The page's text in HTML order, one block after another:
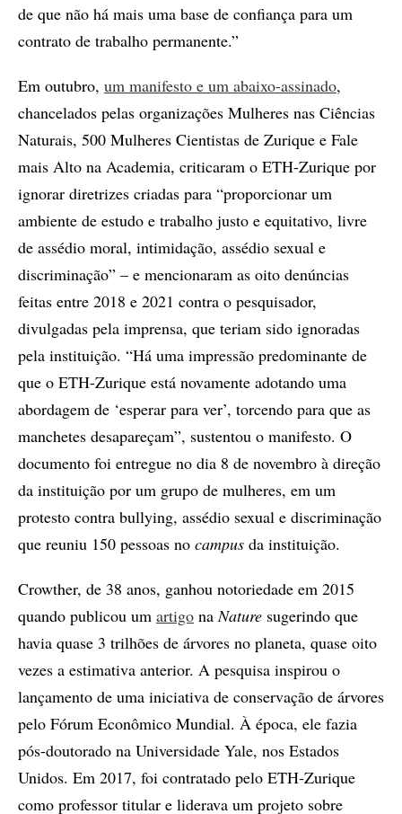
de que não há mais uma base de confiança para um
contrato de trabalho permanente.”
Em outubro, um manifesto e um abaixo-assinado,
chancelados pelas organizações Mulheres nas Ciências
Naturais, 500 Mulheres Cientistas de Zurique e Fale
mais Alto na Academia, criticaram o ETH-Zurique por
ignorar diretrizes criadas para “proporcionar um
ambiente de estudo e trabalho justo e equitativo, livre
de assédio moral, intimidação, assédio sexual e
discriminação” – e mencionaram as oito denúncias
feitas entre 2018 e 2021 contra o pesquisador,
divulgadas pela imprensa, que teriam sido ignoradas
pela instituição. “Há uma impressão predominante de
que o ETH-Zurique está novamente adotando uma
abordagem de ‘esperar para ver’, torcendo para que as
manchetes desapareçam”, sustentou o manifesto. O
documento foi entregue no dia 8 de novembro à direção
da instituição por um grupo de mulheres, em um
protesto contra bullying, assédio sexual e discriminação
que reuniu 150 pessoas no campus da instituição.
Crowther, de 38 anos, ganhou notoriedade em 2015
quando publicou um artigo naNature sugerindo que
havia quase 3 trilhões de árvores no planeta, quase oito
vezes a estimativa anterior. A pesquisa inspirou o
lançamento de uma iniciativa de conservação de árvores
pelo Fórum Econômico Mundial. À época, ele fazia
pós-doutorado na Universidade Yale, nos Estados
Unidos. Em 2017, foi contratado pelo ETH-Zurique
como professor titular e liderava um projeto sobre